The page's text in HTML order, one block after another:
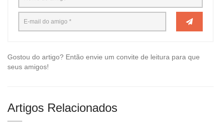
Gostou do artigo? Então envie um convite de leitura para que
seus amigos!
Artigos Relacionados